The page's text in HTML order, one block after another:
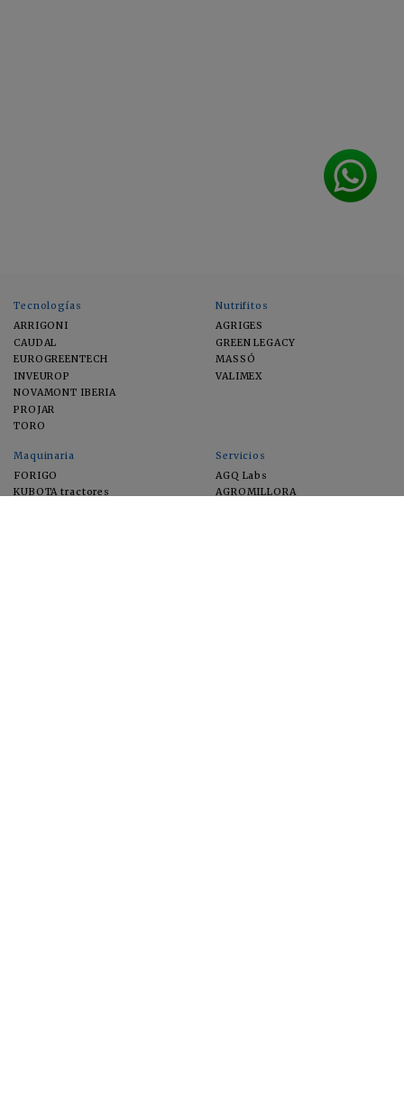
Tecnologías
ARRIGONI
CAUDAL
EUROGREENTECH
INVEUROP
NOVAMONT IBERIA
PROJAR
TORO
Nutrifitos
AGRIGES
GREEN LEGACY
MASSÓ
VALIMEX
Maquinaria
FORIGO
KUBOTA tractores
Servicios
AGQ Labs
AGROMILLORA